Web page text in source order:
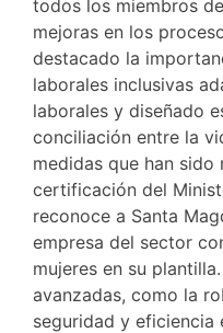
todos los miembros
mejoras en los
destacado la
laborales inclusivas
laborales y diseñado
conciliación entre la
medidas que han
certificación del
reconoce a Santa
empresa del sector
mujeres en su
avanzadas, como la
seguridad y eficiencia